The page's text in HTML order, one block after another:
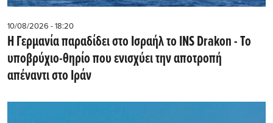
10/08/2026 - 18:20
Η Γερμανία παραδίδει στο Ισραήλ το INS Drakon - Το
υποβρύχιο-θηρίο που ενισχύει την αποτροπή
απέναντι στο Ιράν